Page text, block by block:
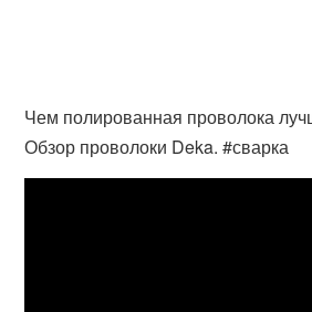
Чем полированная проволока
Обзор проволоки Deka. #сварка